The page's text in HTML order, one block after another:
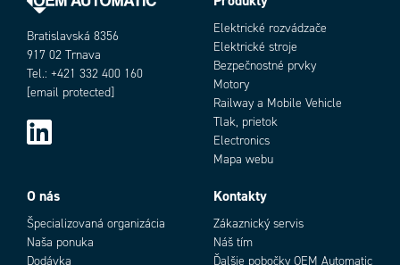
Bratislavská 8356
917 02 Trnava
Tel.: +421 332 400 160
[email protected]
Elektrické rozvádzače
Elektrické stroje
Bezpečnostné prvky
Motory
Railway a Mobile Vehicle
Tlak, prietok
Electronics
Mapa webu
O nás
Špecializovaná organizácia
Naša ponuka
Dodávka
Kontakty
Zákaznický servis
Náš tím
Ďalšie pobočky OEM Automatic